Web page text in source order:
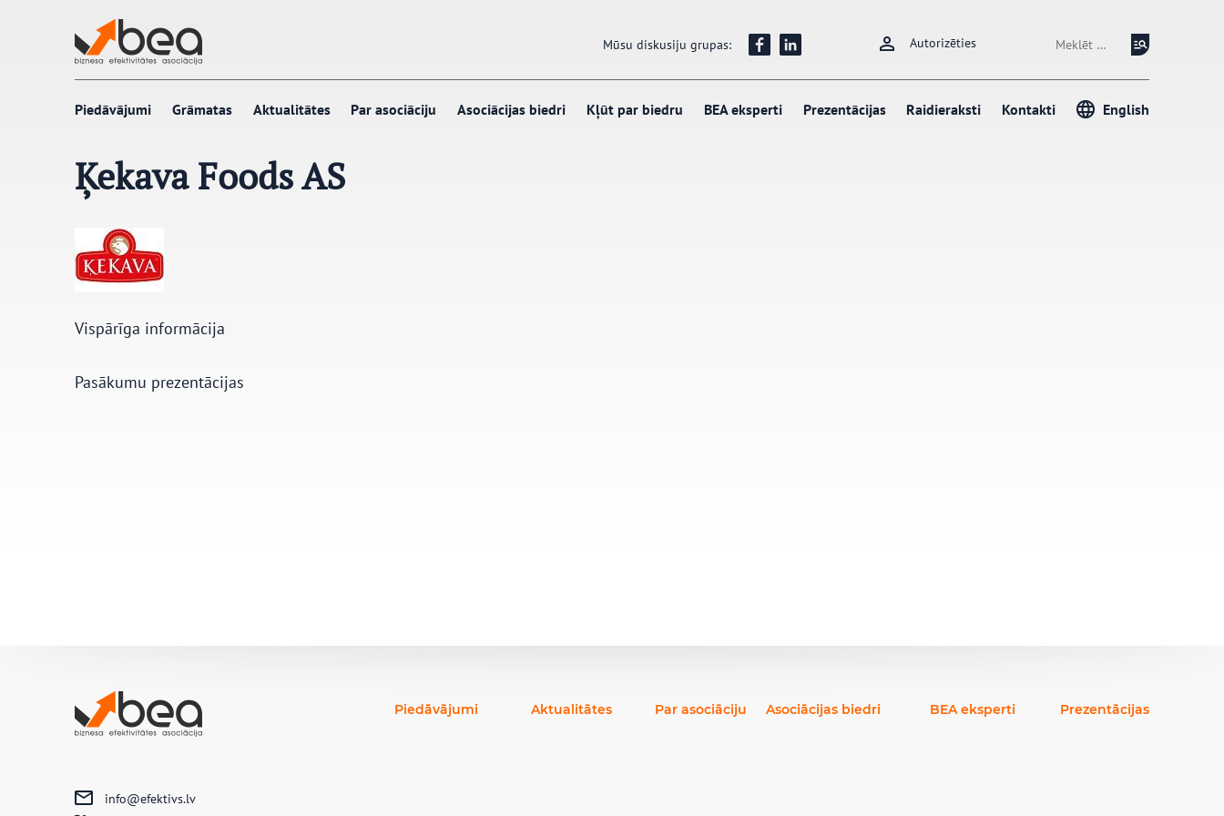
Mūsu diskusiju grupas: Autorizēties Meklēt:
Piedāvājumi Grāmatas Aktualitātes Par asociāciju Asociācijas biedri Kļūt par biedru BEA eksperti Prezentācijas Raidieraksti Kontakti English
Ķekava Foods AS
Vispārīga informācija
Pasākumu prezentācijas
info@efektivs.lv
Piedāvājumi Aktualitātes Par asociāciju Asociācijas biedri BEA eksperti Prezentācijas